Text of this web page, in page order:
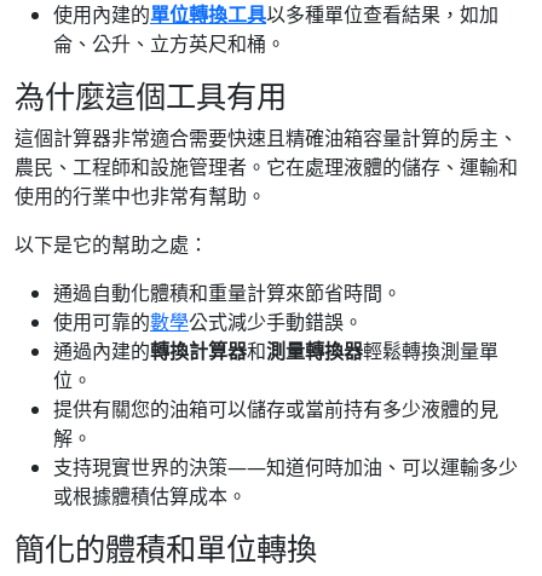
使用內建的單位轉換工具以多種單位查看結果，如加
侖、公升、立方英尺和桶。
為什麼這個工具有用
這個計算器非常適合需要快速且精確油箱容量計算的房主、
農民、工程師和設施管理者。它在處理液體的儲存、運輸和
使用的行業中也非常有幫助。
以下是它的幫助之處：
通過自動化體積和重量計算來節省時間。
使用可靠的數學公式減少手動錯誤。
通過內建的轉換計算器和測量轉換器輕鬆轉換測量單
位。
提供有關您的油箱可以儲存或當前持有多少液體的見
解。
支持現實世界的決策——知道何時加油、可以運輸多少
或根據體積估算成本。
簡化的體積和單位轉換